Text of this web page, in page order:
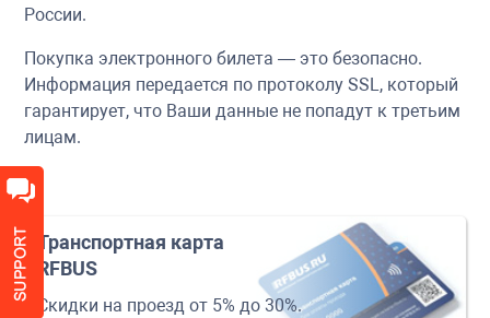
России.
Покупка электронного билета — это безопасно.
Информация передается по протоколу SSL, который
гарантирует, что Ваши данные не попадут к третьим
лицам.
Транспортная карта
RFBUS
Скидки на проезд от 5% до 30%.